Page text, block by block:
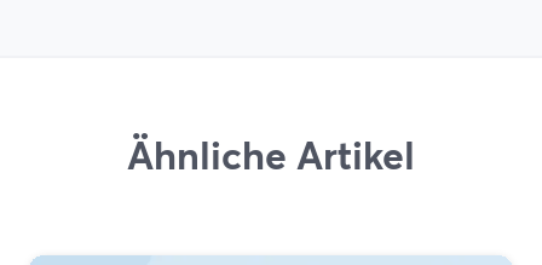
Ähnliche Artikel